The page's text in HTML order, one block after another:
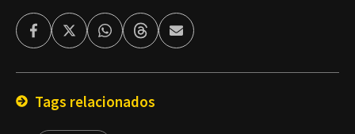
FacebookTwitterWhatsappThreadsEnviar
por
Tags relacionados